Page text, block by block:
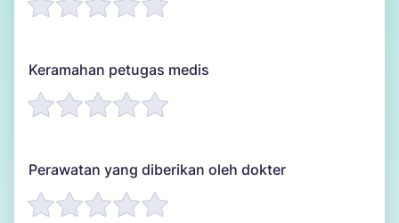
Keramahan petugas medis
Perawatan yang diberikan oleh dokter